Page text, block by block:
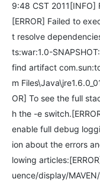
9:48 CST 2011[INFO]
[ERROR] Failed to
t resolve
ts:war:1.0-
find artifact
m
OR] To see the full
h the -e
enable full debug
ion about the errors
lowing
uence/display/